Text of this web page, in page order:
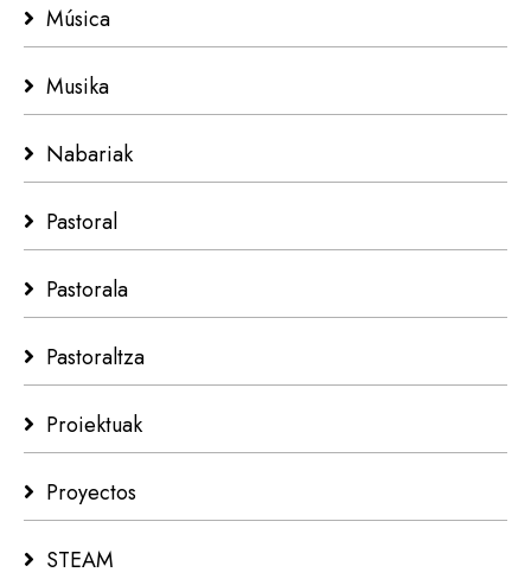
Música
Musika
Nabariak
Pastoral
Pastorala
Pastoraltza
Proiektuak
Proyectos
STEAM